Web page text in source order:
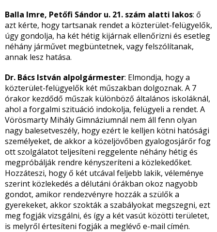
Balla Imre, Petőfi Sándor u. 21. szám alatti lakos: ő
azt kérte, hogy tartsanak rendet a közterület-felügyelők,
úgy gondolja, ha két hétig kijárnak ellenőrizni és esetleg
néhány járművet megbüntetnek, vagy felszólítanak,
annak lesz hatása.
Dr. Bács István alpolgármester: Elmondja, hogy a
közterület-felügyelők két műszakban dolgoznak. A 7
órakor kezdődő műszak különböző általános iskoláknál,
ahol a forgalmi szituáció indokolja, felügyeli a rendet. A
Vörösmarty Mihály Gimnáziumnál nem áll fenn olyan
nagy balesetveszély, hogy ezért le kelljen kötni hatósági
személyeket, de akkor a közeljövőben gyalogosjárőr fog
ott szolgálatot teljesíteni reggelente néhány hétig és
megpróbálják rendre kényszeríteni a közlekedőket.
Hozzáteszi, hogy ő két utcával feljebb lakik, véleménye
szerint közlekedés a délutáni órákban okoz nagyobb
gondot, amikor rendezvényre hozzák a szülők a
gyerekeket, akkor szokták a szabályokat megszegni, ezt
meg fogják vizsgálni, és így a két vasút közötti területet,
is melyről értesíteni fogják a meglévő e-mail címén.